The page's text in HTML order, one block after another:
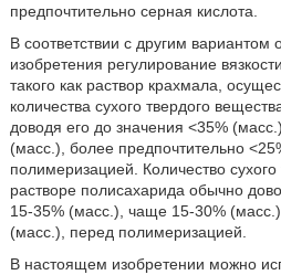
предпочтительно серная кислота.
В соответствии с другим
изобретения регулирование
такого как раствор крахмала,
количества сухого твердого
доводя его до значения <35%
(масс.), более предпочтительно
полимеризацией. Количество
растворе полисахарида обычно
15-35% (масс.), чаще 15-30%
(масс.), перед полимеризацией.
В настоящем изобретении можно